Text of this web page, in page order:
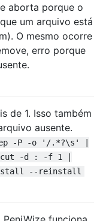
aborta porque o
um arquivo está
O mesmo ocorre
erro porque
de 1. Isso também
ausente.
-P -o '/.*?\s' |
cut -d : -f 1 |
--reinstall